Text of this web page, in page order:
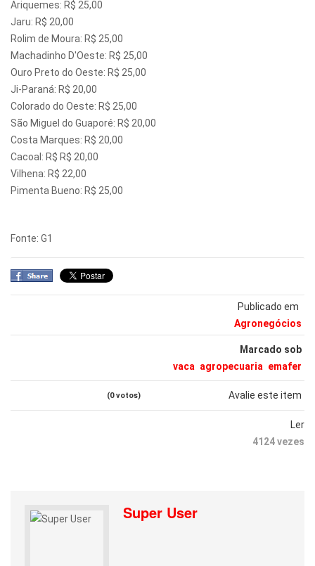
Publicado em
Agronegócios
Marcado sob
vaca agropecuaria emafer
Avalie este item
(0 votos)
Ler
4124 vezes
Ariquemes: R$ 25,00
Jaru: R$ 20,00
Rolim de Moura: R$ 25,00
Machadinho D'Oeste: R$ 25,00
Ouro Preto do Oeste: R$ 25,00
Ji-Paraná: R$ 20,00
Colorado do Oeste: R$ 25,00
São Miguel do Guaporé: R$ 20,00
Costa Marques: R$ 20,00
Cacoal: R$ R$ 20,00
Vilhena: R$ 22,00
Pimenta Bueno: R$ 25,00
Fonte: G1
Super User